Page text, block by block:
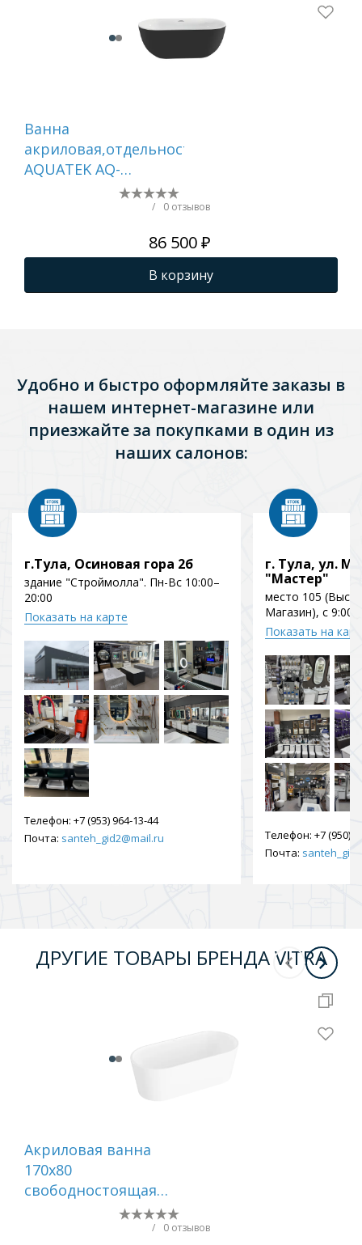
Ванна
акриловая,отдельностоящая,
AQUATEK AQ-
144778BL АФИНА 1700
черный глянцевый.
/ 0 отзывов
86 500 ₽
В корзину
Удобно и быстро оформляйте заказы в
нашем интернет-магазине или
приезжайте за покупками в один из
наших салонов:
г.Тула, Осиновая гора 2б
здание "Строймолла". Пн-Вс 10:00–
20:00
Показать на карте
Телефон: +7 (953) 964-13-44
Почта: santeh_gid2@mail.ru
г. Тула, ул.
"Мастер"
место 105
Магазин), с 9:00
Показать на
Телефон: +7 (950)
Почта:
ДРУГИЕ ТОВАРЫ БРЕНДА VITRA
Акриловая ванна
170x80
свободностоящая
/ 0 отзывов